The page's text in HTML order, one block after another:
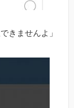
きませんよ」